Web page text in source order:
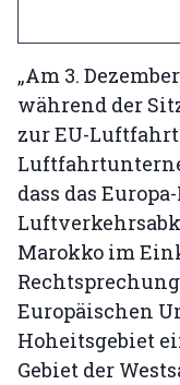
„Am 3.
während der
zur EU-
dass das
Marokko im
Europäischen
Hoheitsgebiet
Gebiet der